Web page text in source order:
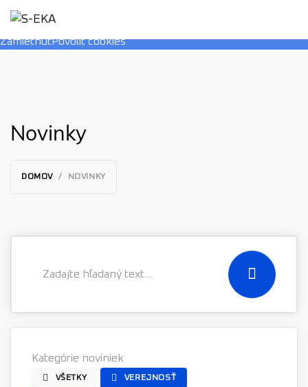
Používame cookies, ktoré nám umožňujú poskytovať pre vás
lepšie služby.
ZamietnuťPovoliť cookies
Novinky
DOMOV NOVINKY
Kategórie noviniek
VŠETKY VEREJNOSŤ